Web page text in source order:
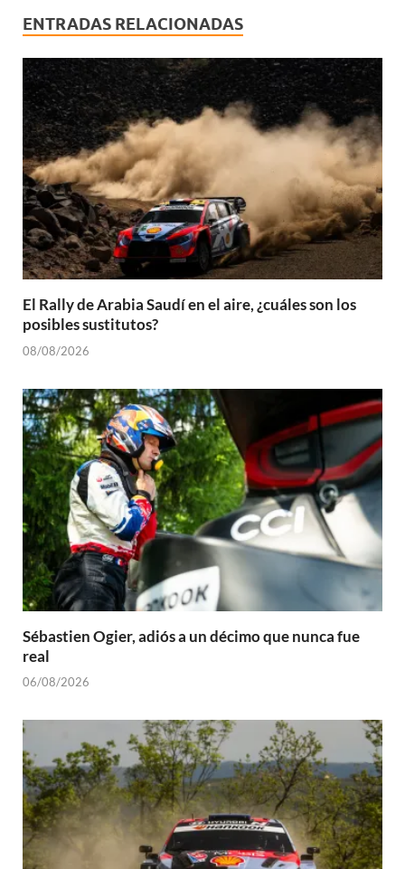
ENTRADAS RELACIONADAS
El Rally de Arabia Saudí en el aire, ¿cuáles son los
posibles sustitutos?
08/08/2026
Sébastien Ogier, adiós a un décimo que nunca fue
real
06/08/2026